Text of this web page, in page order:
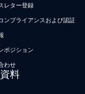
レター登録
ンプライアンスおよび認証
ポジション
わせ
料